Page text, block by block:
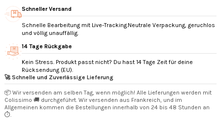
Schneller Versand
Schnelle Bearbeitung mit Live-Tracking.Neutrale Verpackung, geruchlos
und völlig unauffällig.
14 Tage Rückgabe
Kein Stress. Produkt passt nicht? Du hast 14 Tage Zeit für deine
Rücksendung (EU).
🚀 Schnelle und Zuverlässige Lieferung
📦 Wir versenden am selben Tag, wenn möglich! Alle Lieferungen werden mit
Colissimo 🚚 durchgeführt. Wir versenden aus Frankreich, und im
Allgemeinen kommen die Bestellungen innerhalb von 24 bis 48 Stunden an
⏱️.